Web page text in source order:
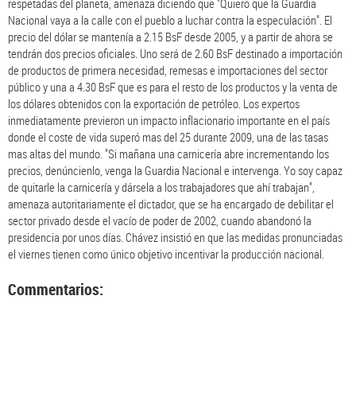
respetadas del planeta, amenaza diciendo que "Quiero que la Guardia
Nacional vaya a la calle con el pueblo a luchar contra la especulación". El
precio del dólar se mantenía a 2.15 BsF desde 2005, y a partir de ahora se
tendrán dos precios oficiales. Uno será de 2.60 BsF destinado a importación
de productos de primera necesidad, remesas e importaciones del sector
público y una a 4.30 BsF que es para el resto de los productos y la venta de
los dólares obtenidos con la exportación de petróleo. Los expertos
inmediatamente previeron un impacto inflacionario importante en el país
donde el coste de vida superó mas del 25 durante 2009, una de las tasas
mas altas del mundo. "Si mañana una carnicería abre incrementando los
precios, denúncienlo, venga la Guardia Nacional e intervenga. Yo soy capaz
de quitarle la carnicería y dársela a los trabajadores que ahí trabajan",
amenaza autoritariamente el dictador, que se ha encargado de debilitar el
sector privado desde el vacío de poder de 2002, cuando abandonó la
presidencia por unos días. Chávez insistió en que las medidas pronunciadas
el viernes tienen como único objetivo incentivar la producción nacional.
Commentarios: